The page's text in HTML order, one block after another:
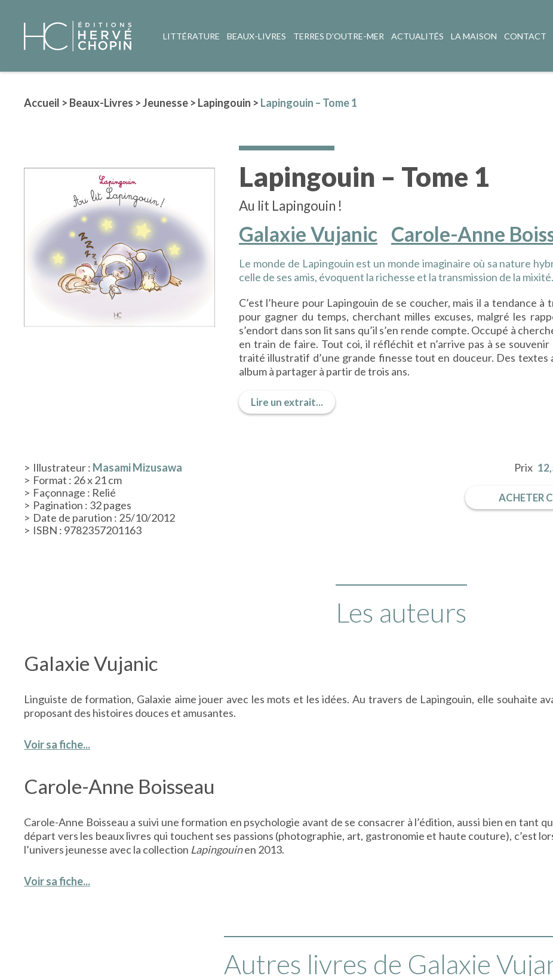
LITTÉRATURE BEAUX-LIVRES TERRES D’OUTRE-MER ACTUALITÉS LA MAISON CONTACT
Accueil > Beaux-Livres >Jeunesse > Lapingouin > Lapingouin – Tome 1
Lapingouin – Tome 1
Au lit Lapingouin !
Galaxie Vujanic Carole-Anne
Le monde de Lapingouin est un monde imaginaire où sa nature
celle de ses amis, évoquent la richesse et la transmission de la mixité.
C’est l’heure pour Lapingouin de se coucher, mais il a tendance
pour gagner du temps, cherchant milles excuses, malgré les
s’endort dans son lit sans qu’il s’en rende compte. Occupé à
en train de faire. Tout coi, il réfléchit et n’arrive pas à se
traité illustratif d’une grande finesse tout en douceur. Des textes
album à partager à partir de trois ans.
Lire un extrait...
Illustrateur : Masami Mizusawa
Format : 26 x 21 cm
Façonnage : Relié
Pagination : 32 pages
Date de parution : 25/10/2012
ISBN : 9782357201163
Prix
ACHETER
Les auteurs
Galaxie Vujanic
Linguiste de formation, Galaxie aime jouer avec les mots et les idées. Au travers de Lapingouin, elle souhaite
proposant des histoires douces et amusantes.
Voir sa fiche...
Carole-Anne Boisseau
Carole-Anne Boisseau a suivi une formation en psychologie avant de se consacrer à l’édition, aussi bien en tant
départ vers les beaux livres qui touchent ses passions (photographie, art, gastronomie et haute couture), c’est
l’univers jeunesse avec la collection Lapingouinen 2013.
Voir sa fiche...
Autres livres de Galaxie